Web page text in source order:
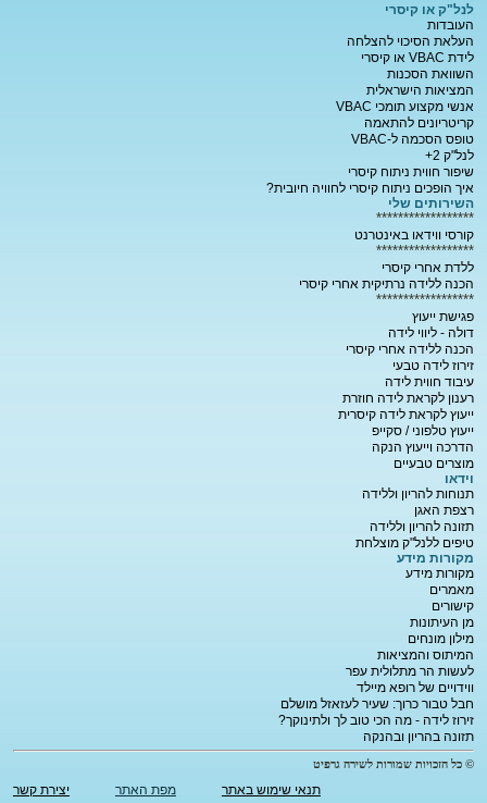
לנל"ק או קיסרי
העובדות
העלאת הסיכוי להצלחה
לידת VBAC או קיסרי
השוואת הסכנות
המציאות הישראלית
אנשי מקצוע תומכי VBAC
קריטריונים להתאמה
טופס הסכמה ל-VBAC
לנל"ק 2+
שיפור חווית ניתוח קיסרי
איך הופכים ניתוח קיסרי לחוויה חיובית?
השירותים שלי
******************
קורסי ווידאו באינטרנט
******************
ללדת אחרי קיסרי
הכנה ללידה נרתיקית אחרי קיסרי
******************
פגישת ייעוץ
דולה - ליווי לידה
הכנה ללידה אחרי קיסרי
זירוז לידה טבעי
עיבוד חווית לידה
רענון לקראת לידה חוזרת
ייעוץ לקראת לידה קיסרית
ייעוץ טלפוני / סקייפ
הדרכה וייעוץ הנקה
מוצרים טבעיים
וידאו
תנוחות להריון וללידה
רצפת האגן
תזונה להריון וללידה
טיפים ללנל"ק מוצלחת
מקורות מידע
מקורות מידע
מאמרים
קישורים
מן העיתונות
מילון מונחים
המיתוס והמציאות
לעשות הר מתלולית עפר
ווידויים של רופא מיילד
חבל טבור כרוך: שעיר לעזאזל מושלם
זירוז לידה - מה הכי טוב לך ולתינוקך?
תזונה בהריון ובהנקה
© כל הזכויות שמורות לשירה גרפיט
תנאי שימוש באתר מפת האתר יצירת קשר